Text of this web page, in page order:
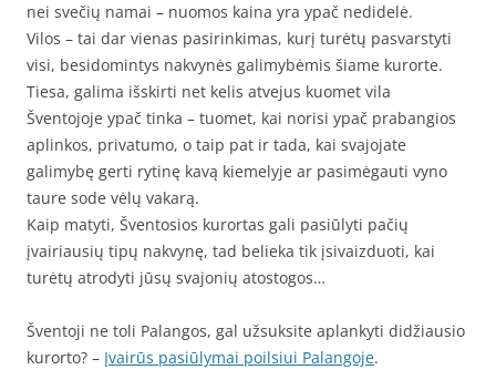
nei svečių namai – nuomos kaina yra ypač nedidelė.
Vilos – tai dar vienas pasirinkimas, kurį turėtų pasvarstyti
visi, besidomintys nakvynės galimybėmis šiame kurorte.
Tiesa, galima išskirti net kelis atvejus kuomet vila
Šventojoje ypač tinka – tuomet, kai norisi ypač prabangios
aplinkos, privatumo, o taip pat ir tada, kai svajojate
galimybę gerti rytinę kavą kiemelyje ar pasimėgauti vyno
taure sode vėlų vakarą.
Kaip matyti, Šventosios kurortas gali pasiūlyti pačių
įvairiausių tipų nakvynę, tad belieka tik įsivaizduoti, kai
turėtų atrodyti jūsų svajonių atostogos…
Šventoji ne toli Palangos, gal užsuksite aplankyti didžiausio
kurorto? – Įvairūs pasiūlymai poilsiui Palangoje.